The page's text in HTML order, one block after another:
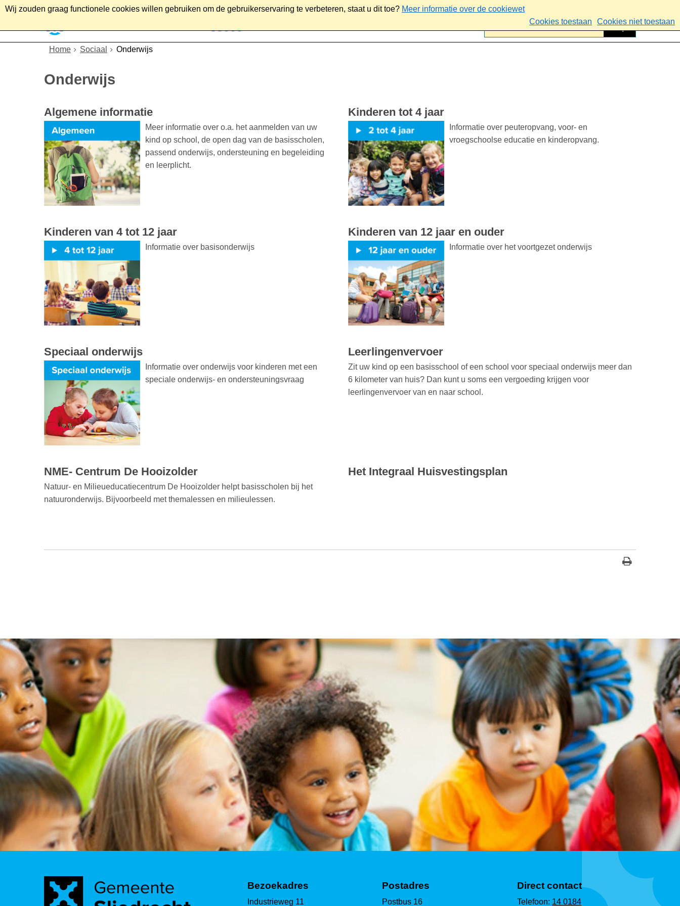
Wij zouden graag functionele cookies willen gebruiken om de gebruikerservaring te verbeteren, staat u dit toe? Meer informatie over de cookiewet
Cookies toestaan
Cookies niet toestaan
Home Sociaal Onderwijs
Onderwijs
Algemene informatie
Meer informatie over o.a. het aanmelden van uw
kind op school, de open dag van de basisscholen,
passend onderwijs, ondersteuning en begeleiding
en leerplicht.
Kinderen tot 4 jaar
Informatie over peuteropvang, voor- en
vroegschoolse educatie en kinderopvang.
Kinderen van 4 tot 12 jaar
Informatie over basisonderwijs
Kinderen van 12 jaar en ouder
Informatie over het voortgezet onderwijs
Speciaal onderwijs
Informatie over onderwijs voor kinderen met een
speciale onderwijs- en ondersteuningsvraag
Leerlingenvervoer
Zit uw kind op een basisschool of een school voor speciaal onderwijs meer dan
6 kilometer van huis? Dan kunt u soms een vergoeding krijgen voor
leerlingenvervoer van en naar school.
NME- Centrum De Hooizolder
Natuur- en Milieueducatiecentrum De Hooizolder helpt basisscholen bij het
natuuronderwijs. Bijvoorbeeld met themalessen en milieulessen.
Het Integraal Huisvestingsplan
Bezoekadres
Industrieweg 11
Postadres
Postbus 16
Direct contact
Telefoon: 14 0184